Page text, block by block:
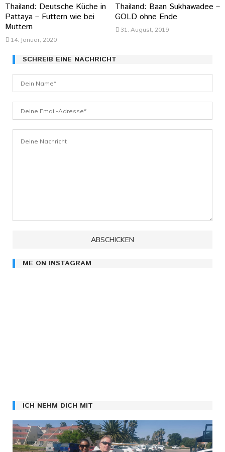
Thailand: Deutsche Küche in
Pattaya – Futtern wie bei
Muttern
14. Januar, 2020
Thailand: Baan Sukhawadee –
GOLD ohne Ende
31. August, 2019
SCHREIB EINE NACHRICHT
ME ON INSTAGRAM
ICH NEHM DICH MIT